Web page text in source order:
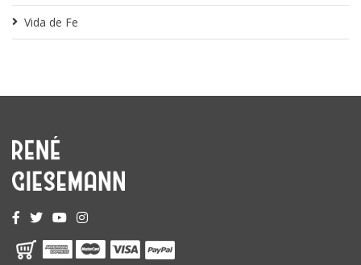
Vida de Fe